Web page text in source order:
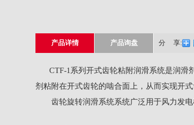
产品详情 产品询盘 分 享:
CTF-1系列开式齿轮粘附润滑系统是润滑
剂粘附在开式齿轮的啮合面上，从而实现开
齿轮旋转润滑系统系统广泛用于风力发